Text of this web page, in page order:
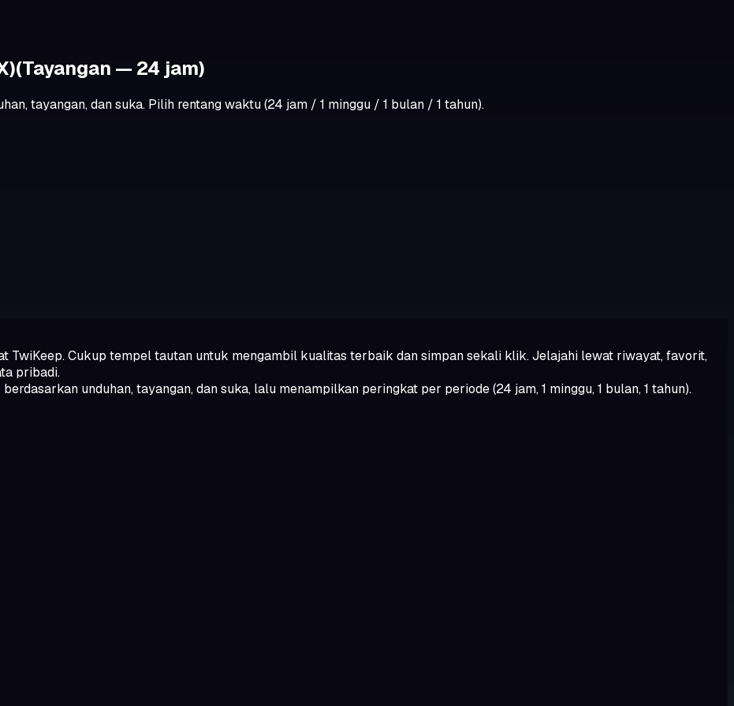
(Tayangan — 24 jam)
tayangan, dan suka. Pilih rentang waktu (24 jam / 1 minggu / 1 bulan / 1 tahun).
TwiKeep. Cukup tempel tautan untuk mengambil kualitas terbaik dan simpan sekali klik. Jelajahi lewat riwayat, favorit,
pribadi.
unduhan, tayangan, dan suka, lalu menampilkan peringkat per periode (24 jam, 1 minggu, 1 bulan, 1 tahun).